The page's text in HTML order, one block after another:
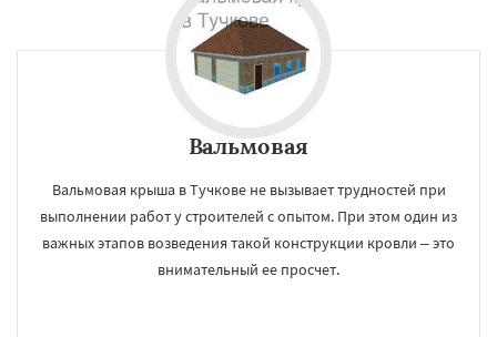
Вальмовая
Вальмовая крыша в Тучкове не вызывает трудностей при
выполнении работ у строителей с опытом. При этом один из
важных этапов возведения такой конструкции кровли – это
внимательный ее просчет.